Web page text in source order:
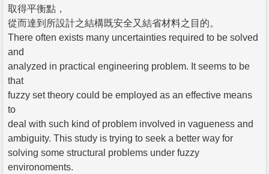
取得平衡點，
從而達到所設計之結構既安全又結省材料之目的。
There often exists many uncertainties required to be solved
and
analyzed in practical engineering problem. It seems to be
that
fuzzy set theory could be employed as an effective means
to
deal with such kind of problem involved in vagueness and
ambiguity. This study is trying to seek a better way for
solving some structural problems under fuzzy
environoments.